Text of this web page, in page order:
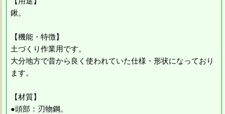
鍬。
【機能・特徴】
土づくり作業用です。
大分地方で昔から良く使われていた仕様・形状になっており
ます。
【材質】
●頭部：刃物鋼。